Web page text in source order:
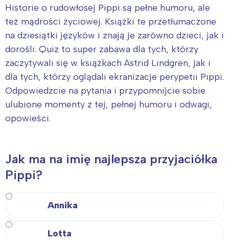
Historie o rudowłosej Pippi są pełne humoru, ale
też mądrości życiowej. Książki te przetłumaczone
na dziesiątki języków i znają je zarówno dzieci, jak i
dorośli. Quiz to super zabawa dla tych, którzy
zaczytywali się w książkach Astrid Lindgren, jak i
dla tych, którzy oglądali ekranizacje perypetii Pippi.
Odpowiedzcie na pytania i przypomnijcie sobie
ulubione momenty z tej, pełnej humoru i odwagi,
opowieści.
Jak ma na imię najlepsza przyjaciółka
Pippi?
Annika
Lotta